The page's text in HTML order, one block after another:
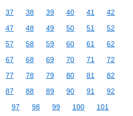
37 38 39 40 41
42
47 48 49 50 51
52
57 58 59 60 61
62
67 68 69 70 71
72
77 78 79 80 81
82
87 88 89 90 91
92
97 98 99 100
101